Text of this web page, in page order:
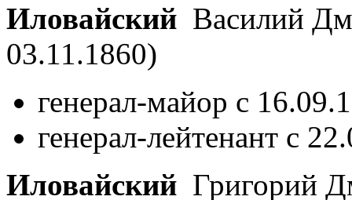
Иловайский Василий
03.11.1860)
генерал-майор с
генерал-лейтенант с
Иловайский Григорий